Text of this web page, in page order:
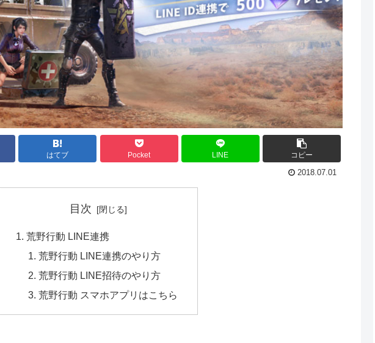
はてブ Pocket LINE コピー
2018.07.01
目次
荒野行動 LINE連携
荒野行動 LINE連携のやり方
荒野行動 LINE招待のやり方
荒野行動 スマホアプリはこちら